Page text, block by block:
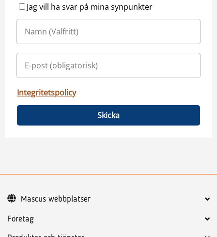
Jag vill ha svar på mina synpunkter
Integritetspolicy
Skicka
Företag
Mascus webbplatser